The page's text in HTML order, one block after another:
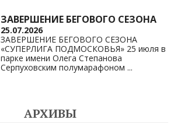
ЗАВЕРШЕНИЕ БЕГОВОГО СЕЗОНА
25.07.2026
ЗАВЕРШЕНИЕ БЕГОВОГО СЕЗОНА
«СУПЕРЛИГА ПОДМОСКОВЬЯ» 25 июля в
парке имени Олега Степанова
Серпуховским полумарафоном ...
АРХИВЫ